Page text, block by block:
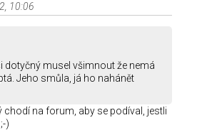
10:06
dotyčný musel všimnout že nemá
Jeho smůla, já ho nahánět
chodí na forum, aby se podíval, jestli
)